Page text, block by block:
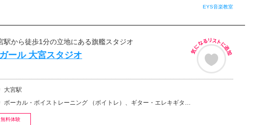
EYS音楽教室
駅から徒歩1分の立地にある旗艦スタジオ
ール 大宮スタジオ
大宮駅
ボーカル・ボイストレーニング （ボイトレ）、ギター・エレキギター、バイオリン、ウクレレ、ベース、チェロ、ビオラ、ピアノ、…
無料体験